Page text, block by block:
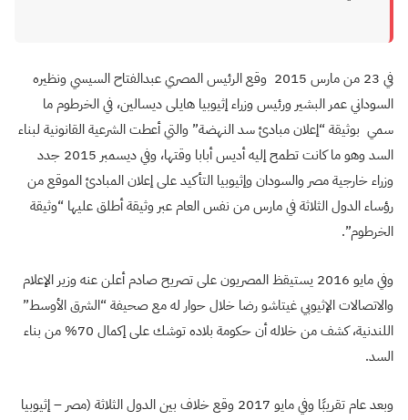
في 23 من مارس 2015 وقع الرئيس المصري عبدالفتاح السيسي ونظيره
السوداني عمر البشير ورئيس وزراء إثيوبيا هايلى ديسالين، في الخرطوم ما
سمي بوثيقة “إعلان مبادئ سد النهضة” والتي أعطت الشرعية القانونية لبناء
السد وهو ما كانت تطمح إليه أديس أبابا وقتها، وفي ديسمبر 2015 جدد
وزراء خارجية مصر والسودان وإثيوبيا التأكيد على إعلان المبادئ الموقع من
رؤساء الدول الثلاثة في مارس من نفس العام عبر وثيقة أطلق عليها “وثيقة
الخرطوم”.
وفي مايو 2016 يستيقظ المصريون على تصريح صادم أعلن عنه وزير الإعلام
والاتصالات الإثيوبي غيتاشو رضا خلال حوار له مع صحيفة “الشرق الأوسط”
اللندنية، كشف من خلاله أن حكومة بلاده توشك على إكمال 70% من بناء
السد.
وبعد عام تقريبًا وفي مايو 2017 وقع خلاف بين الدول الثلاثة (مصر – إثيوبيا